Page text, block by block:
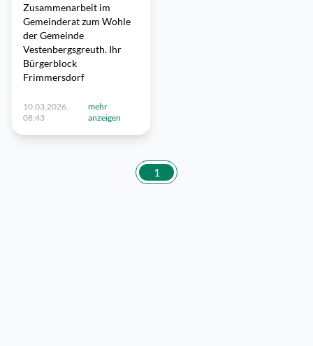
Zusammenarbeit im
Gemeinderat zum Wohle
der Gemeinde
Vestenbergsgreuth. Ihr
Bürgerblock
Frimmersdorf
10.03.2026,
08:43
mehr
anzeigen
1